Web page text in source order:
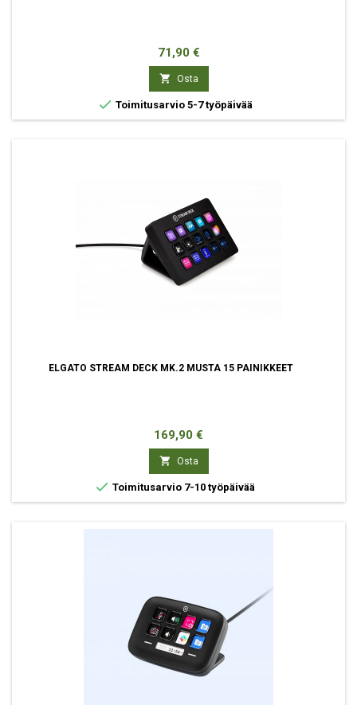
Hinta
71,90 €
 Osta
 Toimitusarvio 5-7 työpäivää
ELGATO STREAM DECK MK.2 MUSTA 15 PAINIKKEET
Hinta
169,90 €
 Osta
 Toimitusarvio 7-10 työpäivää